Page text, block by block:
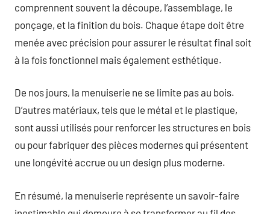
comprennent souvent la découpe, l’assemblage, le
ponçage, et la finition du bois. Chaque étape doit être
menée avec précision pour assurer le résultat final soit
à la fois fonctionnel mais également esthétique.
De nos jours, la menuiserie ne se limite pas au bois.
D’autres matériaux, tels que le métal et le plastique,
sont aussi utilisés pour renforcer les structures en bois
ou pour fabriquer des pièces modernes qui présentent
une longévité accrue ou un design plus moderne.
En résumé, la menuiserie représente un savoir-faire